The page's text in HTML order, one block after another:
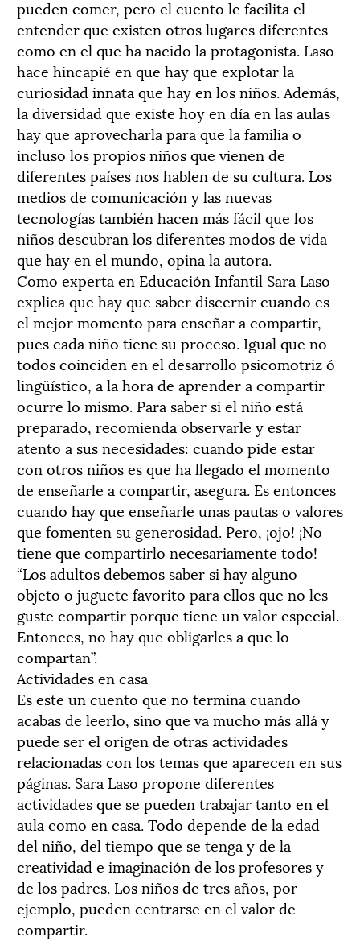
pueden comer, pero el cuento le facilita el
entender que existen otros lugares diferentes
como en el que ha nacido la protagonista. Laso
hace hincapié en que hay que explotar la
curiosidad innata que hay en los niños. Además,
la diversidad que existe hoy en día en las aulas
hay que aprovecharla para que la familia o
incluso los propios niños que vienen de
diferentes países nos hablen de su cultura. Los
medios de comunicación y las nuevas
tecnologías también hacen más fácil que los
niños descubran los diferentes modos de vida
que hay en el mundo, opina la autora.
Como experta en Educación Infantil Sara Laso
explica que hay que saber discernir cuando es
el mejor momento para enseñar a compartir,
pues cada niño tiene su proceso. Igual que no
todos coinciden en el desarrollo psicomotriz ó
lingüístico, a la hora de aprender a compartir
ocurre lo mismo. Para saber si el niño está
preparado, recomienda observarle y estar
atento a sus necesidades: cuando pide estar
con otros niños es que ha llegado el momento
de enseñarle a compartir, asegura. Es entonces
cuando hay que enseñarle unas pautas o valores
que fomenten su generosidad. Pero, ¡ojo! ¡No
tiene que compartirlo necesariamente todo!
“Los adultos debemos saber si hay alguno
objeto o juguete favorito para ellos que no les
guste compartir porque tiene un valor especial.
Entonces, no hay que obligarles a que lo
compartan”.
Actividades en casa
Es este un cuento que no termina cuando
acabas de leerlo, sino que va mucho más allá y
puede ser el origen de otras actividades
relacionadas con los temas que aparecen en sus
páginas. Sara Laso propone diferentes
actividades que se pueden trabajar tanto en el
aula como en casa. Todo depende de la edad
del niño, del tiempo que se tenga y de la
creatividad e imaginación de los profesores y
de los padres. Los niños de tres años, por
ejemplo, pueden centrarse en el valor de
compartir.